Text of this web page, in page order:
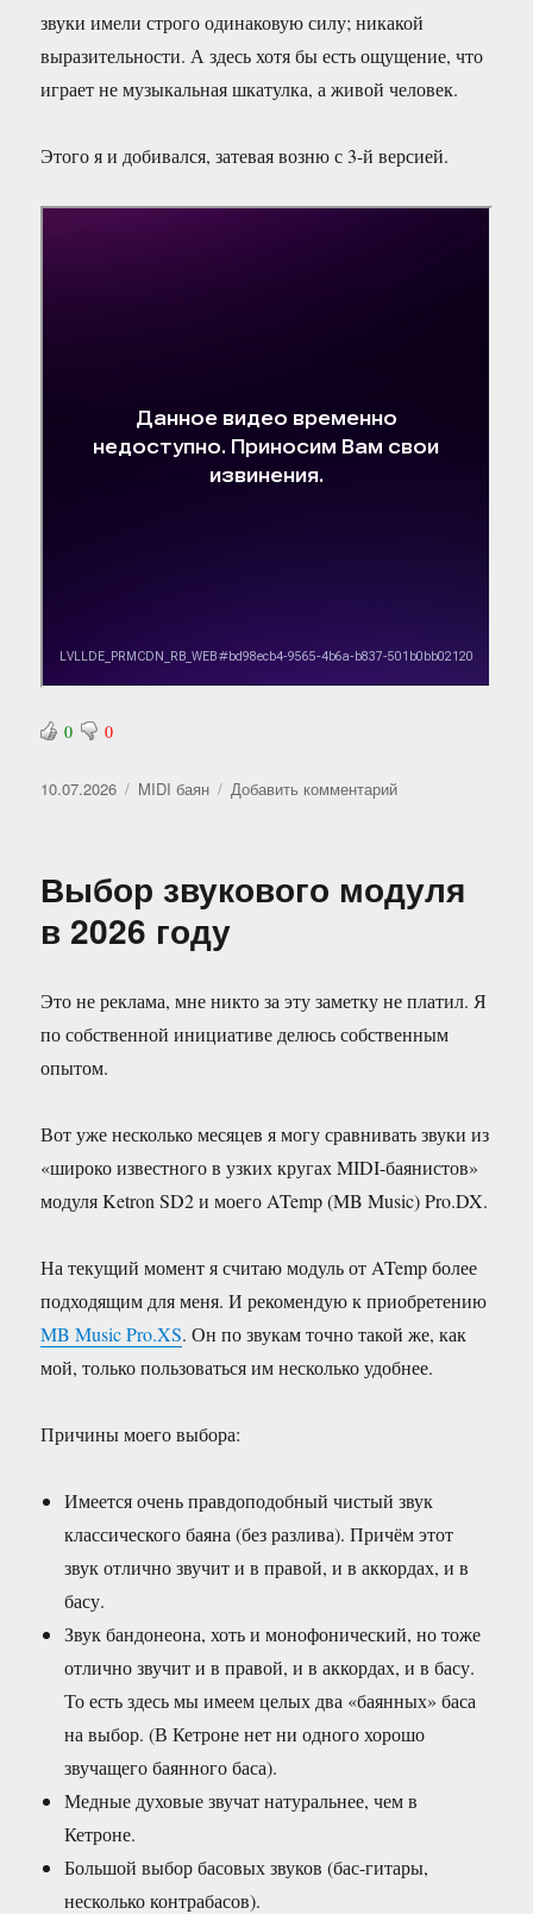
звуки имели строго одинаковую силу; никакой
выразительности. А здесь хотя бы есть ощущение, что
играет не музыкальная шкатулка, а живой человек.
Этого я и добивался, затевая возню с 3-й версией.
0 0
Опубликовано
10.07.2026 Рубрики
MIDI баян Добавить комментарийк
приближении
—
Выбор звукового модуля
в 2026 году
Это не реклама, мне никто за эту заметку не платил. Я
по собственной инициативе делюсь собственным
опытом.
Вот уже несколько месяцев я могу сравнивать звуки из
«широко известного в узких кругах MIDI-баянистов»
модуля Ketron SD2 и моего ATemp (MB Music) Pro.DX.
На текущий момент я считаю модуль от ATemp более
подходящим для меня. И рекомендую к приобретению
MB Music Pro.XS. Он по звукам точно такой же, как
мой, только пользоваться им несколько удобнее.
Причины моего выбора:
Имеется очень правдоподобный чистый звук
классического баяна (без разлива). Причём этот
звук отлично звучит и в правой, и в аккордах, и в
басу.
Звук бандонеона, хоть и монофонический, но тоже
отлично звучит и в правой, и в аккордах, и в басу.
То есть здесь мы имеем целых два «баянных» баса
на выбор. (В Кетроне нет ни одного хорошо
звучащего баянного баса).
Медные духовые звучат натуральнее, чем в
Кетроне.
Большой выбор басовых звуков (бас-гитары,
несколько контрабасов).